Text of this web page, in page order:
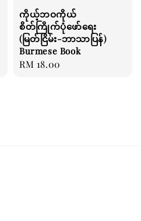
ကိုယ့်ဘဝကိုယ်
စိတ်ကြိုက်ပုံဖော်ရေး
(မြတ်ငြိမ်း-ဘာသာပြန်)
Burmese Book
Regular
RM 18.00